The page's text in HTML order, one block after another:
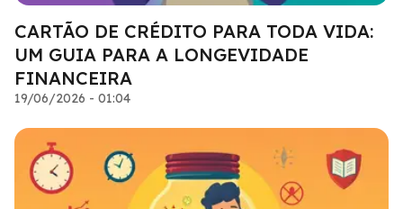
CARTÃO DE CRÉDITO PARA TODA VIDA:
UM GUIA PARA A LONGEVIDADE
FINANCEIRA
19/06/2026 - 01:04